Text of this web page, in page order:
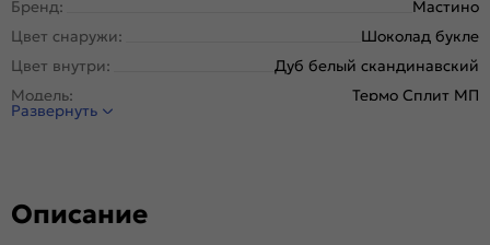
Бренд:
Мастино
Цвет снаружи:
Шоколад букле
Цвет внутри:
Дуб белый скандинавский
Модель:
Термо Сплит МП
Открывание:
Марка
Новолипецкий металлургический завод, завод
Развернуть
Описание